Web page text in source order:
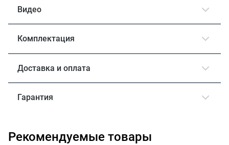
Видео
Комплектация
Доставка и оплата
Гарантия
Рекомендуемые товары